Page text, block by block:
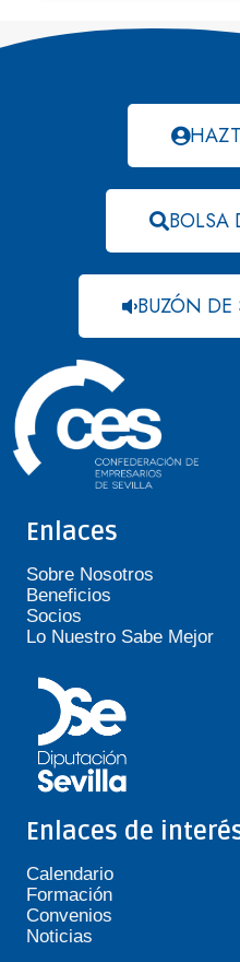
BOLSA
BUZÓN DE
Enlaces
Sobre Nosotros
Beneficios
Socios
Lo Nuestro Sabe Mejor
Enlaces de
Calendario
Formación
Convenios
Noticias